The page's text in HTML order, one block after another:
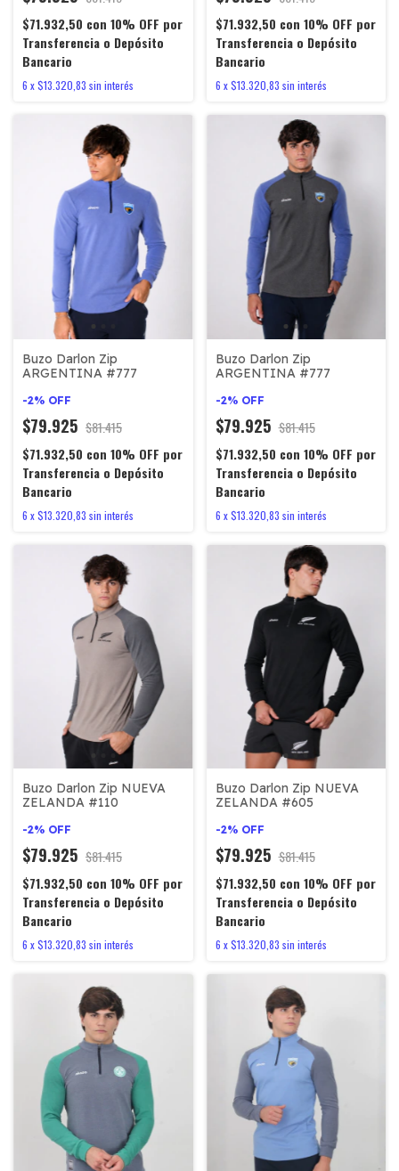
$71.932,50 con 10% OFF por
Transferencia o Depósito
Bancario
6 x$13.320,83 sin interés
$71.932,50 con 10% OFF por
Transferencia o Depósito
Bancario
6 x$13.320,83 sin interés
Buzo Darlon Zip
ARGENTINA #777
-2% OFF
$79.925 $81.415
$71.932,50 con 10% OFF por
Transferencia o Depósito
Bancario
6 x$13.320,83 sin interés
Buzo Darlon Zip
ARGENTINA #777
-2% OFF
$79.925 $81.415
$71.932,50 con 10% OFF por
Transferencia o Depósito
Bancario
6 x$13.320,83 sin interés
Buzo Darlon Zip NUEVA
ZELANDA #110
-2% OFF
$79.925 $81.415
$71.932,50 con 10% OFF por
Transferencia o Depósito
Bancario
6 x$13.320,83 sin interés
Buzo Darlon Zip NUEVA
ZELANDA #605
-2% OFF
$79.925 $81.415
$71.932,50 con 10% OFF por
Transferencia o Depósito
Bancario
6 x$13.320,83 sin interés